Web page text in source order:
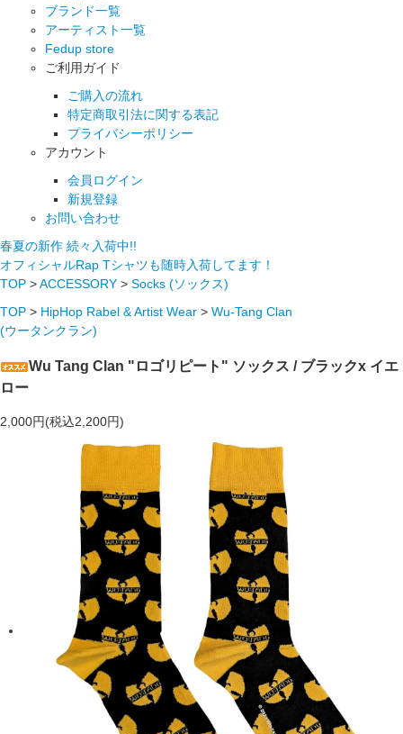
ブランド一覧
アーティスト一覧
Fedup store
ご利用ガイド
ご購入の流れ
特定商取引法に関する表記
プライバシーポリシー
アカウント
会員ログイン
新規登録
お問い合わせ
春夏の新作 続々入荷中!!
オフィシャルRap Tシャツも随時入荷してます！
TOP >ACCESSORY > Socks (ソックス)
TOP > HipHop Rabel & Artist Wear > Wu-Tang Clan
(ウータンクラン)
Wu Tang Clan "ロゴリピート" ソックス / ブラックx イエ
ロー
2,000円(税込2,200円)